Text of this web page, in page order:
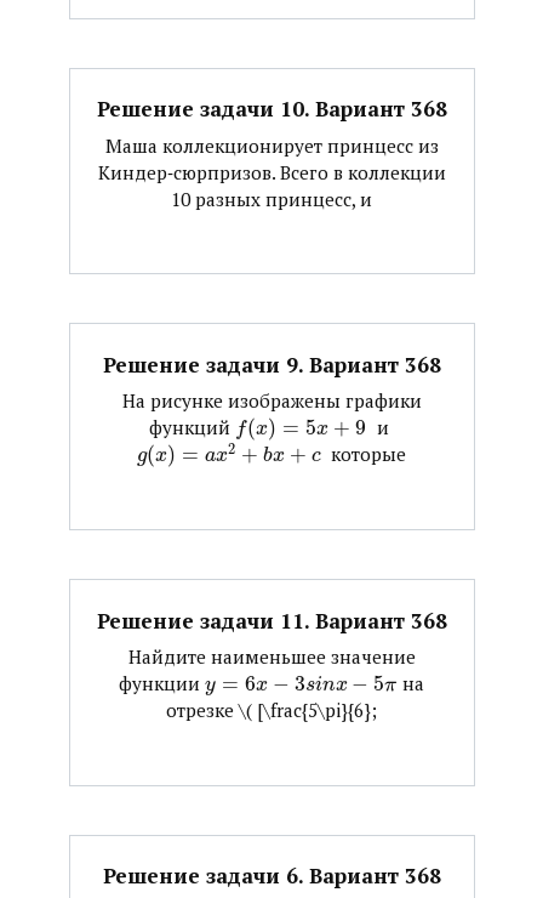
Решение задачи 10. Вариант 368
Маша коллекционирует принцесс из
Киндер‐сюрпризов. Всего в коллекции
10 разных принцесс, и
Решение задачи 9. Вариант 368
На рисунке изображены графики
функций ​ f(x) = 5x + 9 ​ и ​
g(x) = ax2 + bx + c ​ которые
Решение задачи 11. Вариант 368
Найдите наименьшее значение
функции ​ y = 6x − 3sinx − 5π ​ на
отрезке ​\( [\frac{5\pi}{6};
Решение задачи 6. Вариант 368